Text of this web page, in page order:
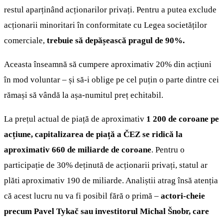
restul aparținând acționarilor privați. Pentru a putea exclude
acționarii minoritari în conformitate cu Legea societăților
comerciale, trebuie să depășească pragul de 90%.
Aceasta înseamnă să cumpere aproximativ 20% din acțiuni
în mod voluntar – și să-i oblige pe cel puțin o parte dintre cei
rămași să vândă la așa-numitul preț echitabil.
La prețul actual de piață de aproximativ 1 200 de coroane pe
acțiune, capitalizarea de piață a ČEZ se ridică la
aproximativ 660 de miliarde de coroane. Pentru o
participație de 30% deținută de acționarii privați, statul ar
plăti aproximativ 190 de miliarde. Analiștii atrag însă atenția
că acest lucru nu va fi posibil fără o primă – actori-cheie
precum Pavel Tykač sau investitorul Michal Šnobr, care